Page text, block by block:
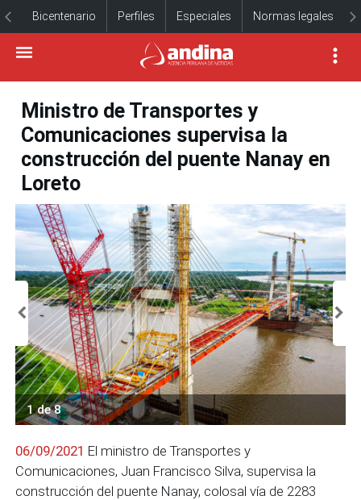
Bicentenario Perfiles Especiales Normas legales
Ministro de Transportes y
Comunicaciones supervisa la
construcción del puente Nanay en
Loreto
1 de 8
06/09/2021 El ministro de Transportes y
Comunicaciones, Juan Francisco Silva, supervisa la
construcción del puente Nanay, colosal vía de 2283